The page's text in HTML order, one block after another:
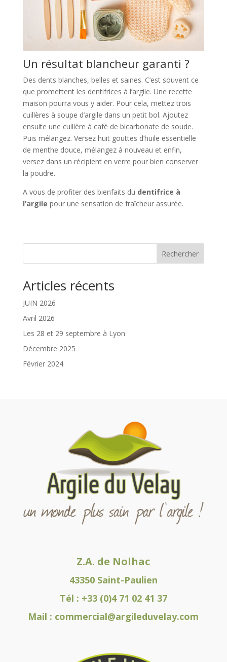
Un résultat blancheur garanti ?
Des dents blanches, belles et saines. C’est souvent ce
que promettent les dentifrices à l’argile. Une recette
maison pourra vous y aider. Pour cela, mettez trois
cuillères à soupe d’argile dans un petit bol. Ajoutez
ensuite une cuillère à café de bicarbonate de soude.
Puis mélangez. Versez huit gouttes d’huile essentielle
de menthe douce, mélangez à nouveau et enfin,
versez dans un récipient en verre pour bien conserver
la poudre.
A vous de profiter des bienfaits du dentifrice à
l’argile pour une sensation de fraîcheur assurée.
Rechercher
Articles récents
JUIN 2026
Avril 2026
Les 28 et 29 septembre à Lyon
Décembre 2025
Février 2024
Z.A. de Nolhac
43350 Saint-Paulien
Tél : +33 (0)4 71 02 41 37
Mail : commercial@argileduvelay.com